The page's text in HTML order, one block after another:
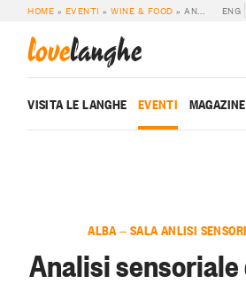
HOME » EVENTI »WINE & FOOD »ANALISI SENSORIALE DEL TARTUFO ENG
lovelanghe
VISITA LE LANGHE EVENTI MAGAZINE
ALBA — SALA ANLISI
Analisi